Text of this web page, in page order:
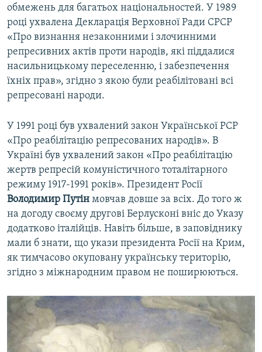
обмежень для багатьох національностей. У 1989
році ухвалена Декларація Верховної Ради СРСР
«Про визнання незаконними і злочинними
репресивних актів проти народів, які піддалися
насильницькому переселенню, і забезпечення
їхніх прав», згідно з якою були реабілітовані всі
репресовані народи.
У 1991 році був ухвалений закон Української РСР
«Про реабілітацію репресованих народів». В
Україні був ухвалений закон «Про реабілітацію
жертв репресій комуністичного тоталітарного
режиму 1917-1991 років». Президент Росії
Володимир Путін мовчав довше за всіх. До того ж
на догоду своєму другові Берлусконі вніс до Указу
додатково італійців. Навіть більше, в заповіднику
мали б знати, що укази президента Росії на Крим,
як тимчасово окуповану українську територію,
згідно з міжнародним правом не поширюються.